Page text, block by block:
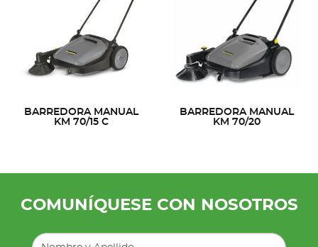
BARREDORA MANUAL
KM 70/15 C
BARREDORA MANUAL
KM 70/20
COMUNÍQUESE CON NOSOTROS